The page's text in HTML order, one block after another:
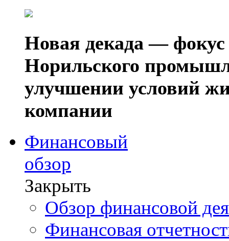
Новая декада — фокус
Норильского
улучшении условий
компании
Финансовый
обзор
Закрыть
Обзор финансовой
Финансовая